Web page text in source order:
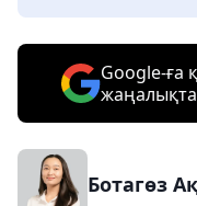
Google-ға
Ботагөз